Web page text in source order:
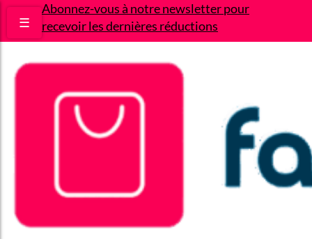
Abonnez-vous à notre newsletter pour
recevoir les dernières réductions
☰